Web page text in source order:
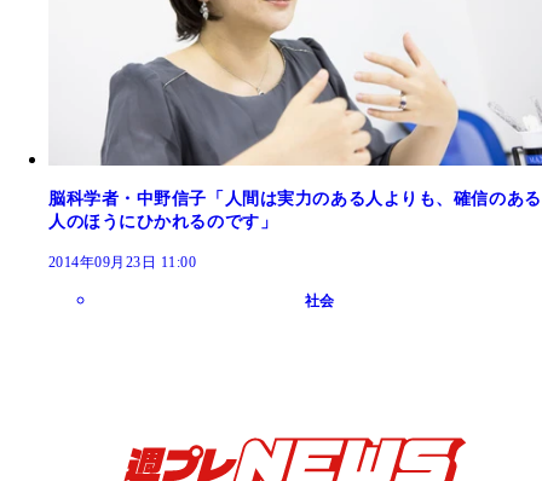
脳科学者・中野信子「人間は実力のある人よりも、確信のある
人のほうにひかれるのです」
2014年09月23日 11:00
社会